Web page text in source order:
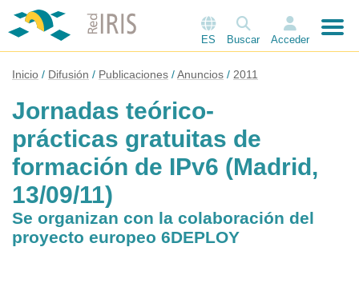
ES Buscar Acceder
Inicio Difusión Publicaciones Anuncios 2011
Jornadas teórico-
prácticas gratuitas de
formación de IPv6 (Madrid,
13/09/11)
Se organizan con la colaboración del
proyecto europeo 6DEPLOY